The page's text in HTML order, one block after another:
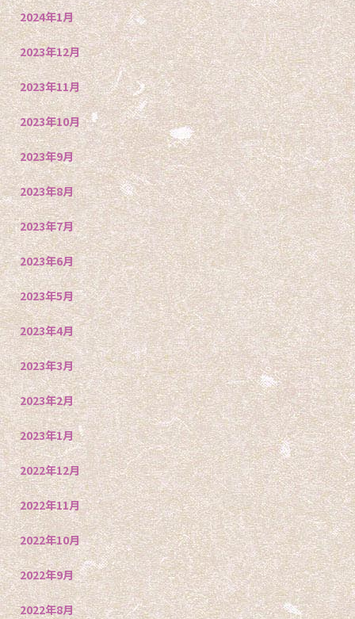
2024年1月
2023年12月
2023年11月
2023年10月
2023年9月
2023年8月
2023年7月
2023年6月
2023年5月
2023年4月
2023年3月
2023年2月
2023年1月
2022年12月
2022年11月
2022年10月
2022年9月
2022年8月